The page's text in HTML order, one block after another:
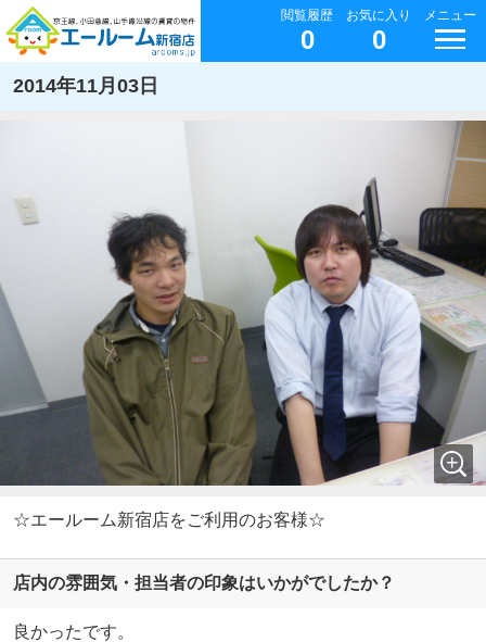
閲覧履歴
0
お気に入り
0
メニュー
2014年11月03日
☆エールーム新宿店をご利用のお客様☆
店内の雰囲気・担当者の印象はいかがでしたか？
良かったです。